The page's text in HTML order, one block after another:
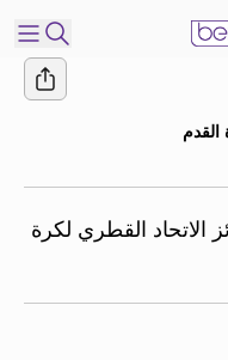
القدم
الاتحاد القطري لكرة